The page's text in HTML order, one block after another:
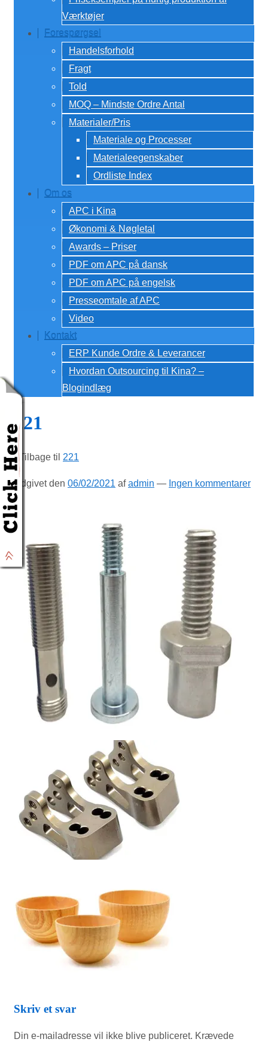
Værktøjer
Forespørgsel
Handelsforhold
Fragt
Told
MOQ – Mindste Ordre Antal
Materialer/Pris
Materiale og Processer
Materialeegenskaber
Ordliste Index
Om os
APC i Kina
Økonomi & Nøgletal
Awards – Priser
PDF om APC på dansk
PDF om APC på engelsk
Presseomtale af APC
Video
Kontakt
ERP Kunde Ordre & Leverancer
Hvordan Outsourcing til Kina? –
Blogindlæg
221
‹ Tilbage til 221
Udgivet den 06/02/2021 afadmin — Ingen kommentarer
↓
Skriv et svar
Din e-mailadresse vil ikke blive publiceret. Krævede